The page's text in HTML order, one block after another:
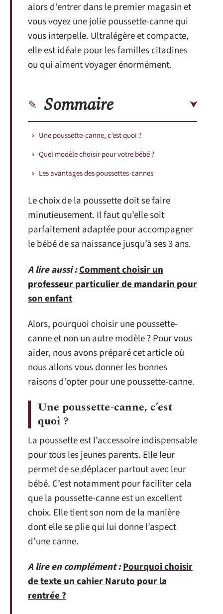
alors d’entrer dans le premier magasin et
vous voyez une jolie poussette-canne qui
vous interpelle. Ultralégère et compacte,
elle est idéale pour les familles citadines
ou qui aiment voyager énormément.
Sommaire
Une poussette-canne, c’est quoi ?
Quel modèle choisir pour votre bébé ?
Les avantages des poussettes-cannes
Le choix de la poussette doit se faire
minutieusement. Il faut qu’elle soit
parfaitement adaptée pour accompagner
le bébé de sa naissance jusqu’à ses 3 ans.
A lire aussi :Comment choisir un
professeur particulier de mandarin pour
son enfant
Alors, pourquoi choisir une poussette-
canne et non un autre modèle ? Pour vous
aider, nous avons préparé cet article où
nous allons vous donner les bonnes
raisons d’opter pour une poussette-canne.
Une poussette-canne, c’est
quoi ?
La poussette est l’accessoire indispensable
pour tous les jeunes parents. Elle leur
permet de se déplacer partout avec leur
bébé. C’est notamment pour faciliter cela
que la poussette-canne est un excellent
choix. Elle tient son nom de la manière
dont elle se plie qui lui donne l’aspect
d’une canne.
A lire en complément :Pourquoi choisir
de texte un cahier Naruto pour la
rentrée ?